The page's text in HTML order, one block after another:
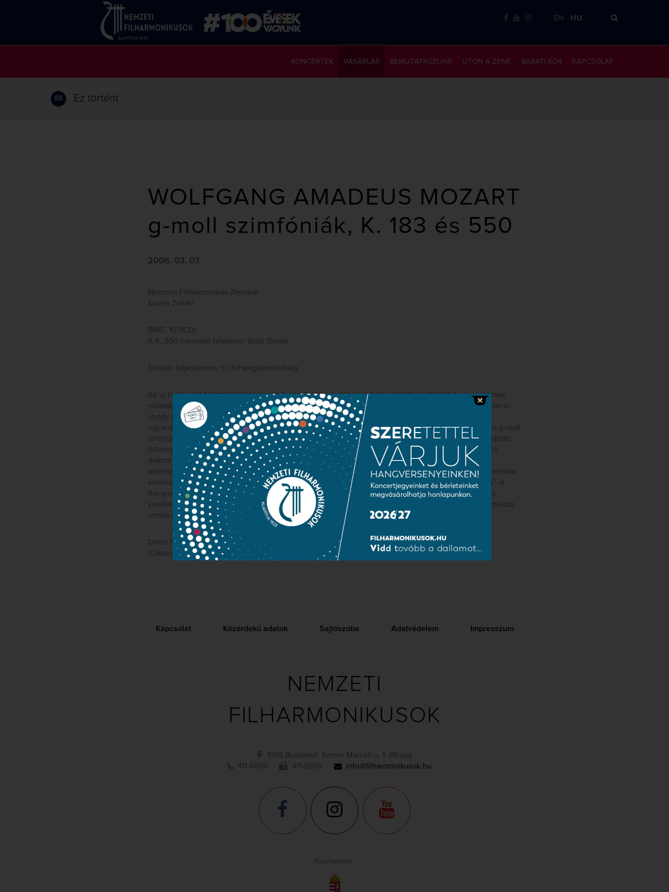
EN HU
KAPCSOLAT
BARÁTI KÖR
ÚTON A ZENE
KONCERTEK VÁSÁRLÁS BEMUTATKOZUNK
Ez történt
WOLFGANG AMADEUS MOZART
g-moll szimfóniák, K. 183 és 550
2006. 03. 07.
Nemzeti Filharmonikus Zenekar
Kocsis Zoltán
BMC- 107(CD)
A K. 550 mérvadó felvétele: Széll (Sony)
Előadói teljesítmény 9 / 9 Hangzásminőség
Az új budapesti Nemzeti Hangversenyterem ünnepi nyitókoncertjén készült ez a felvétel, amely remek
előadásban rögzíti mindkét szimfóniát. A néhai honfitárs, Végh Sándor értelmezését juttatja eszünkbe az,
ahogy Kocsis Zoltán Mozartjában minden frázis életteli hangzást és ritmikailag pontos formát kap,
ugyanakkor a zene szinte lélegzik, és egy pillanatra sem válik gépiessé vagy rutinszerűvé. Szép a kis g-moll
szimfónia is, de a nagy (No. 40) egyszerűen elképesztő: sebes tempó, hibátlan frazírozás és áradó pátosz
jellemzi. Az előadás ötvözi a korabeli hangszeres együttesektől megszokott merész kontrasztokat és
drámai megoldásokat a modern iskola meleg hangzásával és pontosságával. Az ismétléseket
teljességükben tartalmazó finálé különösen emlékezetes, a hatásosan rétegzett dinamikának és a zenekari
vonósok elsöprő erejének köszönhetően. A hangszórókból árad a sajátos mozarti „Sturm und Drang”. A
hangmérnöki munka nem rossz, bár talán egy leheletnyit szárazabb a kelleténél, és a közönség is jól
viselkedik. Kocsis csakugyan csodálatos karmester, és igazán csak remélhetjük, hogy ezt a lemezt további
remek felvételek követik majd.
David Hurwitz
(ClassicsToday.com, 2006. március 7.)
Kapcsolat Közérdekű adatok Sajtószoba Adatvédelem Impresszum
NEMZETI
FILHARMONIKUSOK
1095 Budapest, Komor Marcell u. 1. (Müpa)
411-6600
411-6699 info@filharmonikusok.hu
Fenntartónk: